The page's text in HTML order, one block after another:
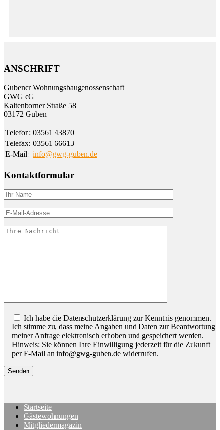
ANSCHRIFT
Gubener Wohnungs­bau­genossen­schaft
GWG eG
Kalten­borner Straße 58
03172 Guben
Telefon: 03561 43870
Telefax: 03561 66613
E-Mail: info@gwg-guben.de
Kontaktformular
Bitte lassen Sie dieses Feld leer.
Ich habe die Datenschutzerklärung zur Kenntnis genommen.
Ich stimme zu, dass meine Angaben und Daten zur Beantwortung
meiner Anfrage elektronisch erhoben und gespeichert werden.
Hinweis: Sie können Ihre Einwilligung jederzeit für die Zukunft
per E-Mail an info@gwg-guben.de widerrufen.
Startseite
Gästewohnungen
Mitgliedermagazin